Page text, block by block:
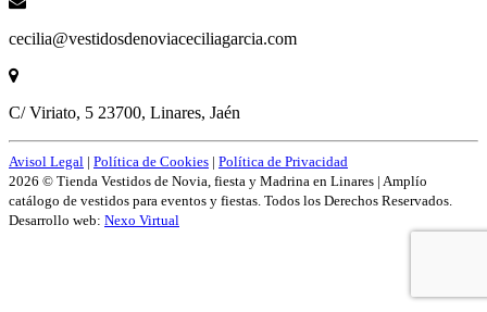
cecilia@vestidosdenoviaceciliagarcia.com
C/ Viriato, 5 23700, Linares, Jaén
Avisol Legal | Política de Cookies | Política de Privacidad
2026 © Tienda Vestidos de Novia, fiesta y Madrina en Linares | Amplío
catálogo de vestidos para eventos y fiestas. Todos los Derechos Reservados.
Desarrollo web: Nexo Virtual